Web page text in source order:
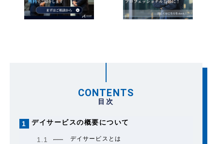
CONTENTS
目次
1 デイサービスの概要について
1.1 デイサービスとは